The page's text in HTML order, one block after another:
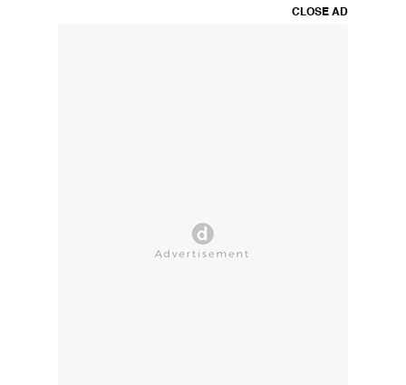
CLOSE AD